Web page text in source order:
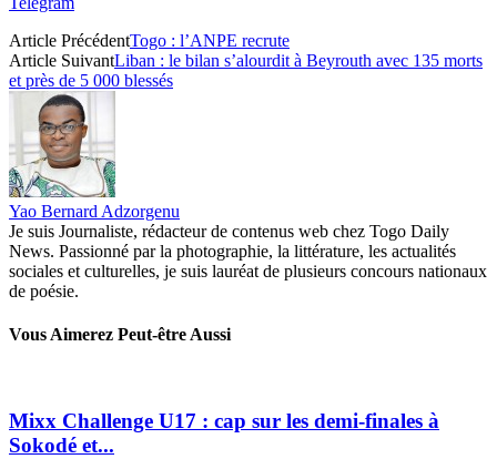
Article PrécédentTogo : l’ANPE recrute
Article SuivantLiban : le bilan s’alourdit à Beyrouth avec 135 morts
et près de 5 000 blessés
Yao Bernard Adzorgenu
Je suis Journaliste, rédacteur de contenus web chez Togo Daily
News. Passionné par la photographie, la littérature, les actualités
sociales et culturelles, je suis lauréat de plusieurs concours nationaux
de poésie.
Vous Aimerez Peut-être Aussi
Mixx Challenge U17 : cap sur les demi-finales à
Sokodé et...